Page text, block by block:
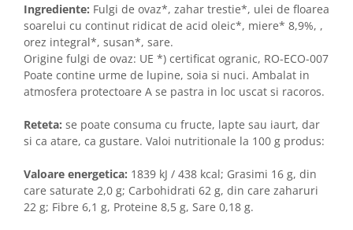
Ingrediente: Fulgi de ovaz*, zahar trestie*, ulei de floarea
soarelui cu continut ridicat de acid oleic*, miere* 8,9%, ,
orez integral*, susan*, sare.
Origine fulgi de ovaz: UE *) certificat ogranic, RO-ECO-007
Poate contine urme de lupine, soia si nuci. Ambalat in
atmosfera protectoare A se pastra in loc uscat si racoros.
Reteta: se poate consuma cu fructe, lapte sau iaurt, dar
si ca atare, ca gustare. Valoi nutritionale la 100 g produs:
Valoare energetica: 1839 kJ / 438 kcal; Grasimi 16 g, din
care saturate 2,0 g; Carbohidrati 62 g, din care zaharuri
22 g; Fibre 6,1 g, Proteine 8,5 g, Sare 0,18 g.